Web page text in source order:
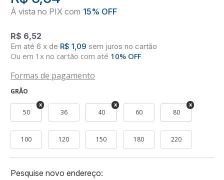
R$ 6,52
6 x de R$ 1,09 sem juros no cartão
Ou em 1x no cartão com até 10% OFF
Formas de pagamento
GRÃO
50 36 40 60 80
100 120 150 180 220